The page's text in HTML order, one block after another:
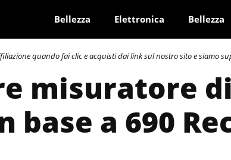
Bellezza Elettronica Bellezza
quando fai clic e acquisti dai link sul nostro sito e siamo
misuratore
base a 690